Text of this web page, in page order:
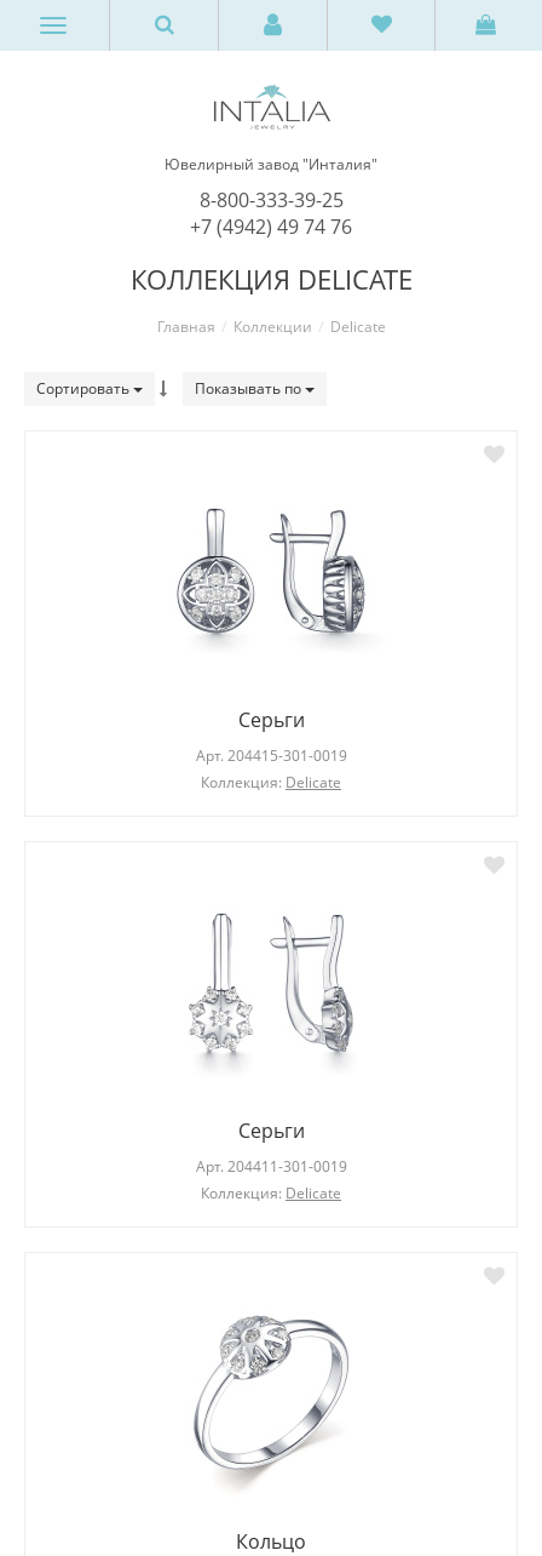
Ювелирный завод "Инталия"
8-800-333-39-25
+7 (4942) 49 74 76
КОЛЛЕКЦИЯ DELICATE
Главная Коллекции Delicate
Сортировать Показывать по
Серьги
Арт. 204415-301-0019
Коллекция: Delicate
Серьги
Арт. 204411-301-0019
Коллекция: Delicate
Кольцо